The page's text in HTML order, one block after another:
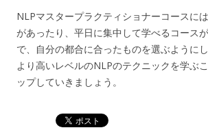
NLPマスタープラクティショナーコースに
があったり、平日に集中して学べるコース
で、自分の都合に合ったものを選ぶようにし
より高いレベルのNLPのテクニックを学ぶ
ップしていきましょう。